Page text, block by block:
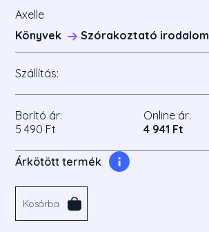
Axelle
Könyvek
Szórakoztató irodalom
Szállítás:
Borító ár:
5 490 Ft
Online ár:
4 941 Ft
Árkötött termék
Kosárba